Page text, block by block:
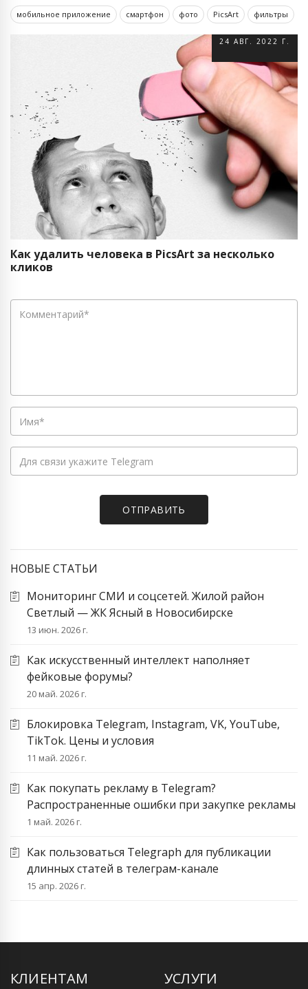
мобильное приложение смартфон фото PicsArt фильтры
24 АВГ. 2022 Г.
Как удалить человека в PicsArt за несколько
кликов
НОВЫЕ СТАТЬИ
Мониторинг СМИ и соцсетей. Жилой район
Светлый — ЖК Ясный в Новосибирске
13 июн. 2026 г.
Как искусственный интеллект наполняет
фейковые форумы?
20 май. 2026 г.
Блокировка Telegram, Instagram, VK, YouTube,
TikTok. Цены и условия
11 май. 2026 г.
Как покупать рекламу в Telegram?
Распространенные ошибки при закупке рекламы
1 май. 2026 г.
Как пользоваться Telegraph для публикации
длинных статей в телеграм-канале
15 апр. 2026 г.
КЛИЕНТАМ УСЛУГИ